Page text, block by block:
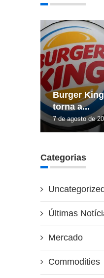
Burger
torna a...
7 de agosto de
Categorias
Últimas
Mercado
Commodities